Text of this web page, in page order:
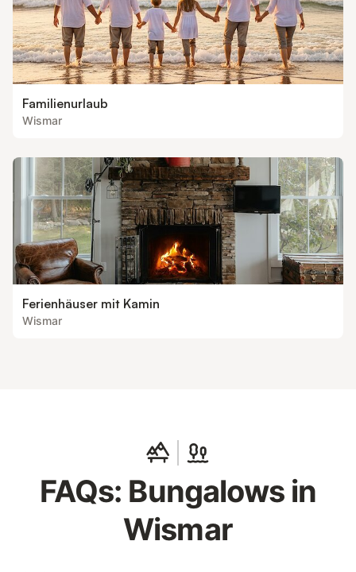
Familienurlaub
Wismar
Ferienhäuser mit Kamin
Wismar
FAQs: Bungalows in
Wismar